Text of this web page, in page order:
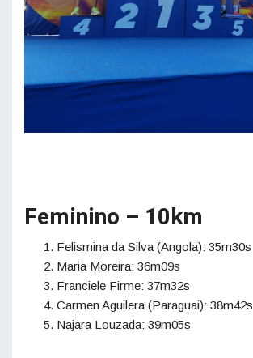
Feminino – 10km
Felismina da Silva (Angola): 35m30s
Maria Moreira: 36m09s
Franciele Firme: 37m32s
Carmen Aguilera (Paraguai): 38m42s
Najara Louzada: 39m05s